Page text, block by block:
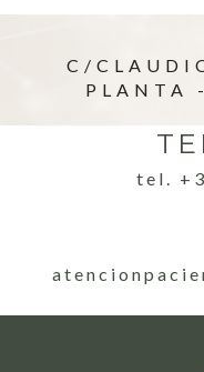
C/
PLANTA
tel.